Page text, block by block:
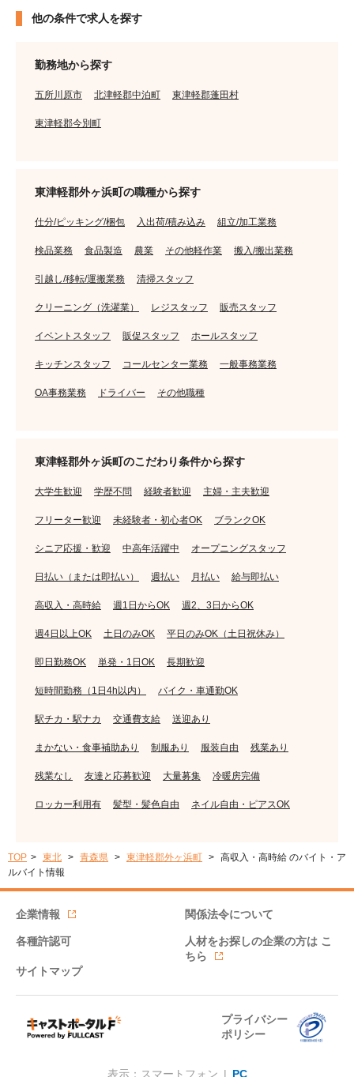
他の条件で求人を探す
勤務地から探す
五所川原市 北津軽郡中泊町 東津軽郡蓬田村
東津軽郡今別町
東津軽郡外ヶ浜町の職種から探す
仕分/ピッキング/梱包 入出荷/積み込み 組立/加工業務
検品業務 食品製造 農業 その他軽作業 搬入/搬出業務
引越し/移転/運搬業務 清掃スタッフ
クリーニング（洗濯業） レジスタッフ 販売スタッフ
イベントスタッフ 販促スタッフ ホールスタッフ
キッチンスタッフ コールセンター業務 一般事務業務
OA事務業務 ドライバー その他職種
東津軽郡外ヶ浜町のこだわり条件から探す
大学生歓迎 学歴不問 経験者歓迎 主婦・主夫歓迎
フリーター歓迎 未経験者・初心者OK ブランクOK
シニア応援・歓迎 中高年活躍中 オープニングスタッフ
日払い（または即払い） 週払い 月払い 給与即払い
高収入・高時給 週1日からOK 週2、3日からOK
週4日以上OK 土日のみOK 平日のみOK（土日祝休み）
即日勤務OK 単発・1日OK 長期歓迎
短時間勤務（1日4h以内） バイク・車通勤OK
駅チカ・駅ナカ 交通費支給 送迎あり
まかない・食事補助あり 制服あり 服装自由 残業あり
残業なし 友達と応募歓迎 大量募集 冷暖房完備
ロッカー利用有 髪型・髪色自由 ネイル自由・ピアスOK
TOP 東北 青森県 東津軽郡外ヶ浜町
高収入・高時給 のバイト・ア
ルバイト情報
企業情報 関係法令について
各種許認可 人材をお探しの企業の方は こ
ちら
サイトマップ
プライバシー
ポリシー
表示：スマートフォン | PC